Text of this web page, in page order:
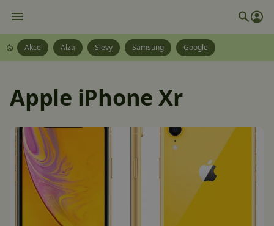
Akce Alza Slevy Samsung Google
Apple iPhone Xr